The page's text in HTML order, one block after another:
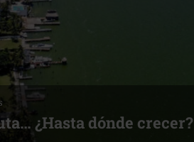
¿Hasta dónde crecer?